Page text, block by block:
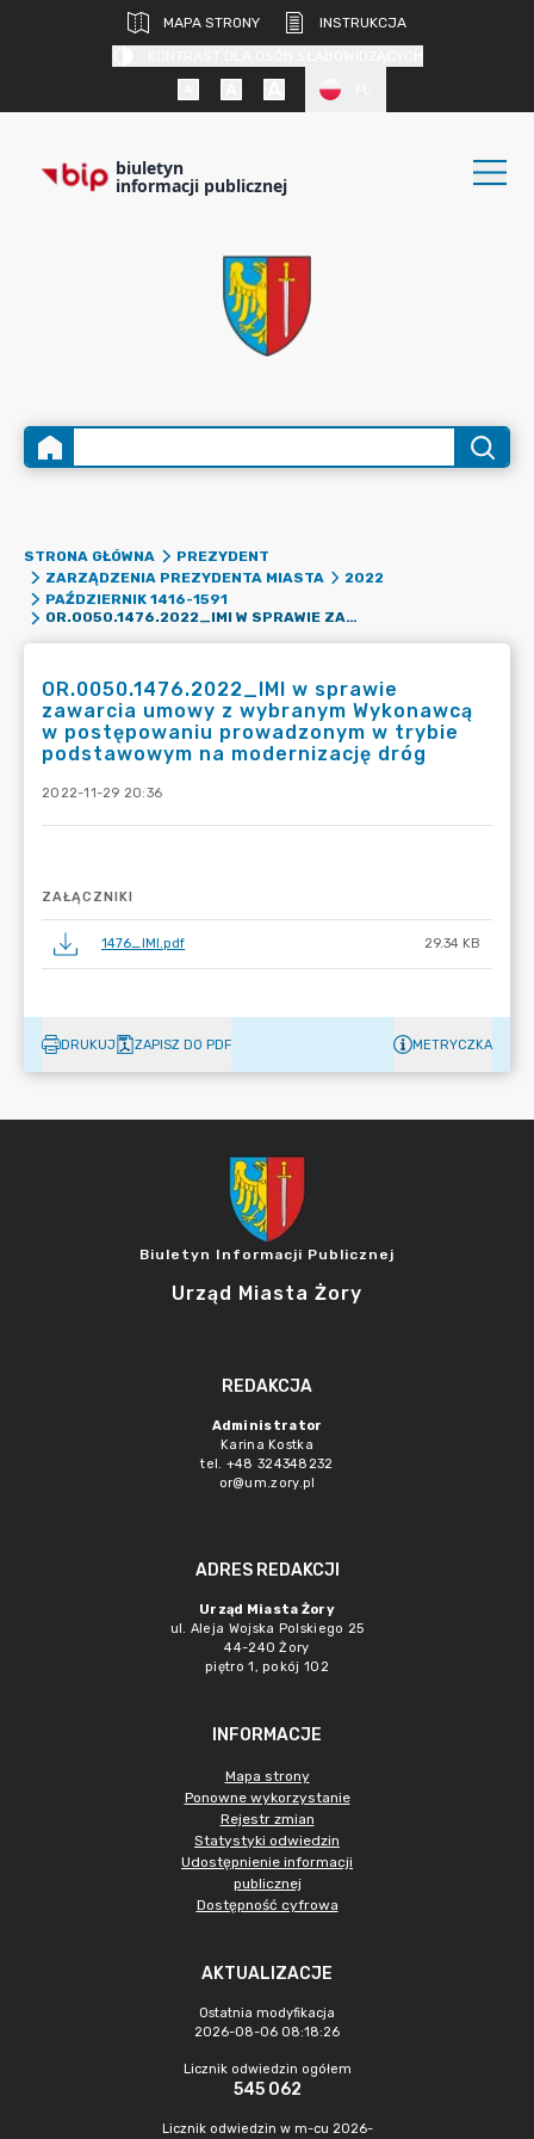
MAPA STRONY
INSTRUKCJA
biuletyn
informacji publicznej
STRONA GŁÓWNA
PREZYDENT
ZARZĄDZENIA PREZYDENTA MIASTA
2022
PAŹDZIERNIK 1416-1591
OR.0050.1476.2022_IMI W SPRAWIE ZAWARCIA UMOWY Z WYBRANYM WYKONAWCĄ W POSTĘPOWANIU PROWADZONYM W TRYBIE PODSTAWOWYM NA MODERNIZACJĘ DRÓG
OR.0050.1476.2022_IMI w sprawie
zawarcia umowy z wybranym Wykonawcą
w postępowaniu prowadzonym w trybie
podstawowym na modernizację dróg
2022-11-29 20:36
ZAŁĄCZNIKI
1476_IMI.pdf 29.34 KB
DRUKUJ ZAPISZ DO PDF METRYCZKA
Biuletyn Informacji Publicznej
Urząd Miasta Żory
REDAKCJA
Administrator
Karina Kostka
tel. +48 324348232
or@um.zory.pl
ADRES REDAKCJI
Urząd Miasta Żory
ul. Aleja Wojska Polskiego 25
44-240 Żory
piętro 1, pokój 102
INFORMACJE
Mapa strony
Ponowne wykorzystanie
Rejestr zmian
Statystyki odwiedzin
Udostępnienie informacji
publicznej
Dostępność cyfrowa
AKTUALIZACJE
Ostatnia modyfikacja
2026-08-06 08:18:26
Licznik odwiedzin ogółem
545 062
Licznik odwiedzin w m-cu 2026-